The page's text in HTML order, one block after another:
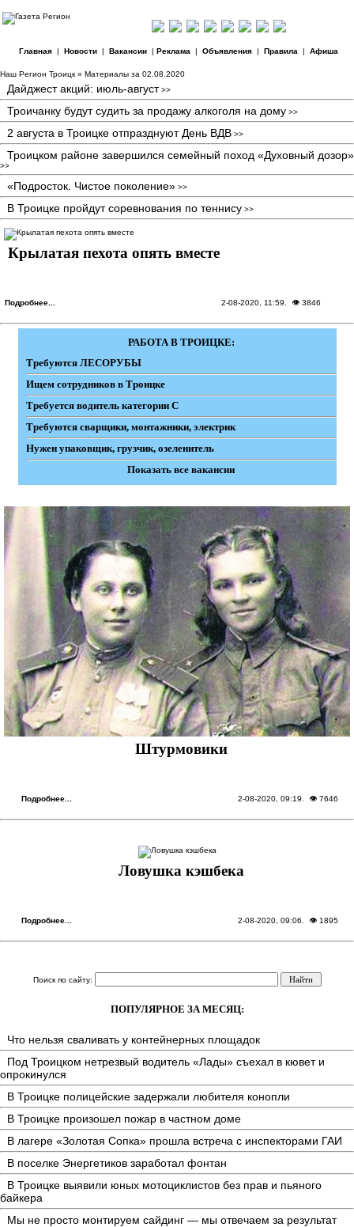
Главная| Новости| Вакансии| Реклама | Объявления| Правила | Афиша
Наш Регион Троицк » Материалы за 02.08.2020
Дайджест акций: июль-август>>
Троичанку будут судить за продажу алкоголя на дому >>
2 августа в Троицке отпразднуют День ВДВ >>
Троицком районе завершился семейный поход «Духовный дозор»
>>
«Подросток. Чистое поколение» >>
В Троицке пройдут соревнования по теннису >>
Крылатая пехота опять вместе
Подробнее... 2-08-2020, 11:59 . 👁 3846
РАБОТА В ТРОИЦКЕ:
Требуются ЛЕСОРУБЫ
Ищем сотрудников в Троицке
Требуется водитель категории С
Требуются сварщики, монтажники, электрик
Нужен упаковщик, грузчик, озеленитель
Показать все вакансии
Штурмовики
Подробнее... 2-08-2020, 09:19 . 👁 7646
Ловушка кэшбека
Подробнее... 2-08-2020, 09:06 . 👁 1895
Поиск по сайту:
ПОПУЛЯРНОЕ ЗА МЕСЯЦ:
Что нельзя сваливать у контейнерных площадок
Под Троицком нетрезвый водитель «Лады» съехал в кювет и
опрокинулся
В Троицке полицейские задержали любителя конопли
В Троицке произошел пожар в частном доме
В лагере «Золотая Сопка» прошла встреча с инспекторами ГАИ
В поселке Энергетиков заработал фонтан
В Троицке выявили юных мотоциклистов без прав и пьяного
байкера
Мы не просто монтируем сайдинг — мы отвечаем за результат